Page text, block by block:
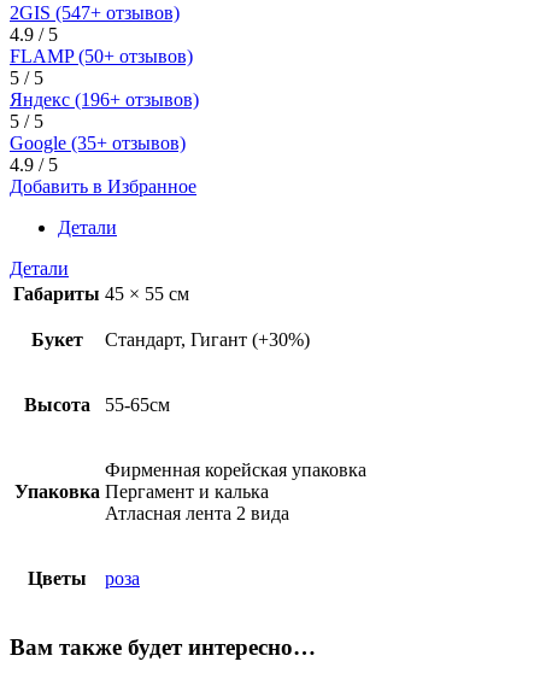
2GIS (547+ отзывов)
4.9 / 5
FLAMP (50+ отзывов)
5 / 5
Яндекс (196+ отзывов)
5 / 5
Google (35+ отзывов)
4.9 / 5
Добавить в Избранное
Детали
Детали
Габариты 45 × 55 см
Букет Стандарт, Гигант (+30%)
Высота 55-65см
Упаковка
Фирменная корейская упаковка
Пергамент и калька
Атласная лента 2 вида
Цветы роза
Вам также будет интересно…